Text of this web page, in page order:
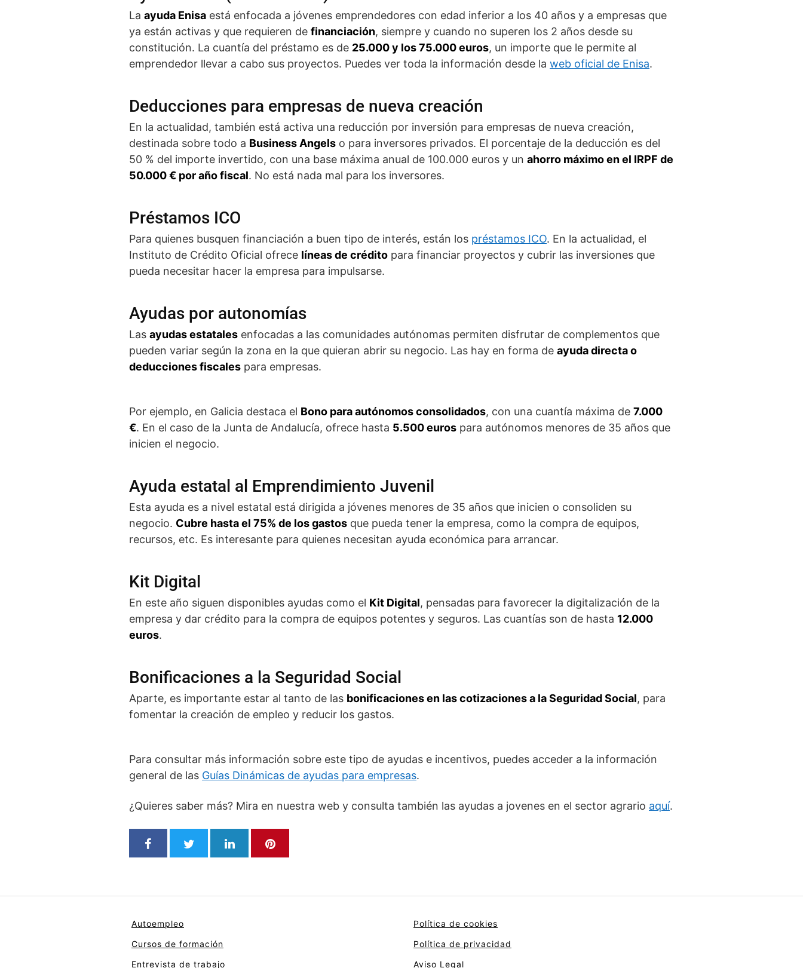
La ayuda Enisa está enfocada a jóvenes emprendedores con edad inferior a los 40 años y a empresas que
ya están activas y que requieren de financiación, siempre y cuando no superen los 2 años desde su
constitución. La cuantía del préstamo es de 25.000 y los 75.000 euros, un importe que le permite al
emprendedor llevar a cabo sus proyectos. Puedes ver toda la información desde la web oficial de Enisa.
Deducciones para empresas de nueva creación
En la actualidad, también está activa una reducción por inversión para empresas de nueva creación,
destinada sobre todo a Business Angels o para inversores privados. El porcentaje de la deducción es del
50 % del importe invertido, con una base máxima anual de 100.000 euros y un ahorro máximo en el IRPF de
50.000 € por año fiscal. No está nada mal para los inversores.
Préstamos ICO
Para quienes busquen financiación a buen tipo de interés, están los préstamos ICO. En la actualidad, el
Instituto de Crédito Oficial ofrece líneas de crédito para financiar proyectos y cubrir las inversiones que
pueda necesitar hacer la empresa para impulsarse.
Ayudas por autonomías
Las ayudas estatales enfocadas a las comunidades autónomas permiten disfrutar de complementos que
pueden variar según la zona en la que quieran abrir su negocio. Las hay en forma de ayuda directa o
deducciones fiscales para empresas.
Por ejemplo, en Galicia destaca el Bono para autónomos consolidados, con una cuantía máxima de 7.000
€. En el caso de la Junta de Andalucía, ofrece hasta 5.500 euros para autónomos menores de 35 años que
inicien el negocio.
Ayuda estatal al Emprendimiento Juvenil
Esta ayuda es a nivel estatal está dirigida a jóvenes menores de 35 años que inicien o consoliden su
negocio. Cubre hasta el 75% de los gastos que pueda tener la empresa, como la compra de equipos,
recursos, etc. Es interesante para quienes necesitan ayuda económica para arrancar.
Kit Digital
En este año siguen disponibles ayudas como el Kit Digital, pensadas para favorecer la digitalización de la
empresa y dar crédito para la compra de equipos potentes y seguros. Las cuantías son de hasta 12.000
euros.
Bonificaciones a la Seguridad Social
Aparte, es importante estar al tanto de las bonificaciones en las cotizaciones a la Seguridad Social, para
fomentar la creación de empleo y reducir los gastos.
Para consultar más información sobre este tipo de ayudas e incentivos, puedes acceder a la información
general de las Guías Dinámicas de ayudas para empresas.
¿Quieres saber más? Mira en nuestra web y consulta también las ayudas a jovenes en el sector agrario aquí.
Autoempleo
Cursos de formación
Entrevista de trabajo
Política de cookies
Política de privacidad
Aviso Legal